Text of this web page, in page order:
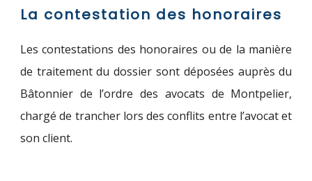
La contestation des honoraires
Les contestations des honoraires ou de la manière
de traitement du dossier sont déposées auprès du
Bâtonnier de l’ordre des avocats de Montpelier,
chargé de trancher lors des conflits entre l’avocat et
son client.